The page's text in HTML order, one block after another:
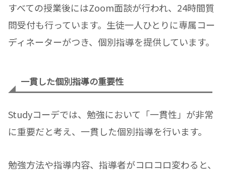
すべての授業後にはZoom面談が行われ、24時間質
問受付も行っています。生徒一人ひとりに専属コー
ディネーターがつき、個別指導を提供しています。
一貫した個別指導の重要性
Studyコーデでは、勉強において「一貫性」が非常
に重要だと考え、一貫した個別指導を行います。
勉強方法や指導内容、指導者がコロコロ変わると、